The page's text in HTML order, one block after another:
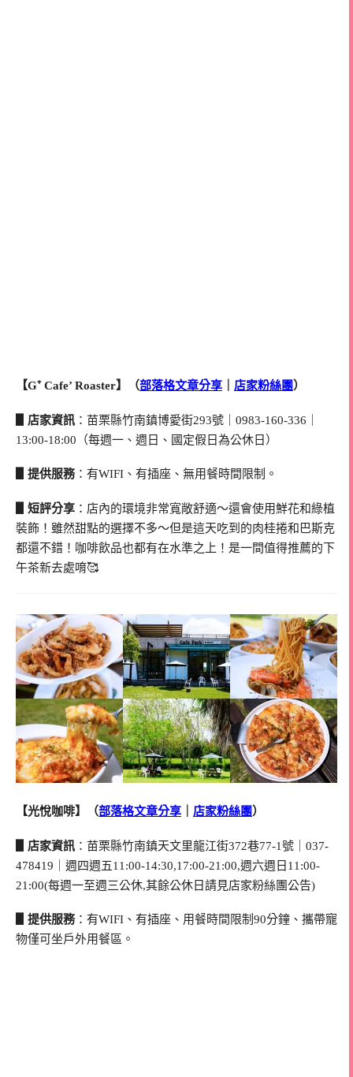
【G⁺ Cafe’ Roaster】（部落格文章分享 店家粉絲團 ）
▋店家資訊 ：苗栗縣竹南鎮博愛街293號｜0983-160-336｜
13:00-18:00（每週一、週日、國定假日為公休日）
▋提供服務：有WIFI、有插座、無用餐時間限制。
▋短評分享 ：店內的環境非常寬敞舒適～還會使用鮮花和綠植
裝飾！雖然甜點的選擇不多～但是這天吃到的肉桂捲和巴斯克
都還不錯！咖啡飲品也都有在水準之上！是一間值得推薦的下
午茶新去處唷🥰
【光悅咖啡】（部落格文章分享 店家粉絲團 ）
▋店家資訊 ：苗栗縣竹南鎮天文里龍江街372巷77-1號｜037-
478419｜週四週五11:00-14:30,17:00-21:00,週六週日11:00-
21:00(每週一至週三公休,其餘公休日請見店家粉絲團公告)
▋提供服務：有WIFI、有插座、用餐時間限制90分鐘、攜帶寵
物僅可坐戶外用餐區。